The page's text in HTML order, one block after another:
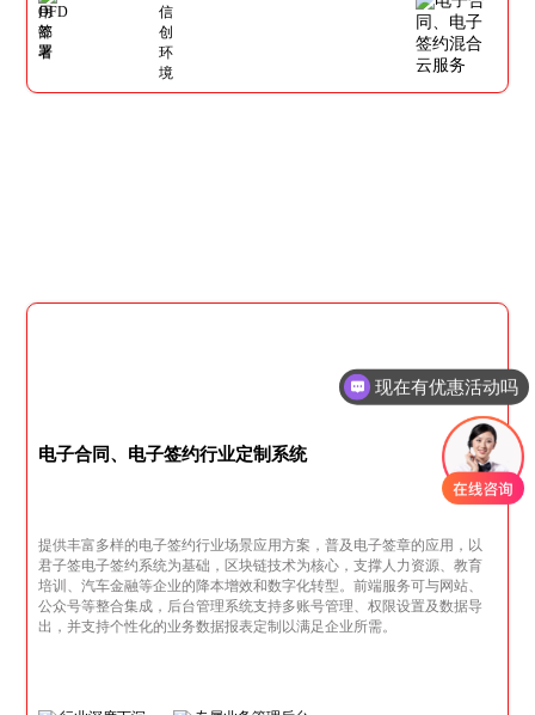
电子合同、电子签约行业定制系统
提供丰富多样的电子签约行业场景应用方案，普及电子签章的应用，以
君子签电子签约系统为基础，区块链技术为核心，支撑人力资源、教育
培训、汽车金融等企业的降本增效和数字化转型。前端服务可与网站、
公众号等整合集成，后台管理系统支持多账号管理、权限设置及数据导
出，并支持个性化的业务数据报表定制以满足企业所需。
现在有优惠活动吗